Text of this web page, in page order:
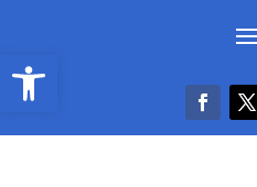
Abrir barra de herramientas